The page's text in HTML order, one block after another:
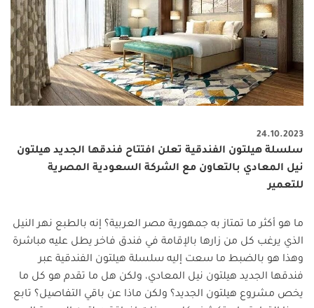
24.10.2023
سلسلة هيلتون الفندقية تعلن افتتاح فندقها الجديد هيلتون
نيل المعادي بالتعاون مع الشركة السعودية المصرية
للتعمير
ما هو أكثر ما تمتاز به جمهورية مصر العربية؟ إنه بالطبع نهر النيل
الذي يرغب كل من زارها بالإقامة في فندق فاخر يطل عليه مباشرة
وهذا هو بالضبط ما سعت إليه سلسلة هيلتون الفندقية عبر
فندقها الجديد هيلتون نيل المعادي، ولكن هل ما تقدم هو كل ما
يخص مشروع هيلتون الجديد؟ ولكن ماذا عن باقي التفاصيل؟ تابع